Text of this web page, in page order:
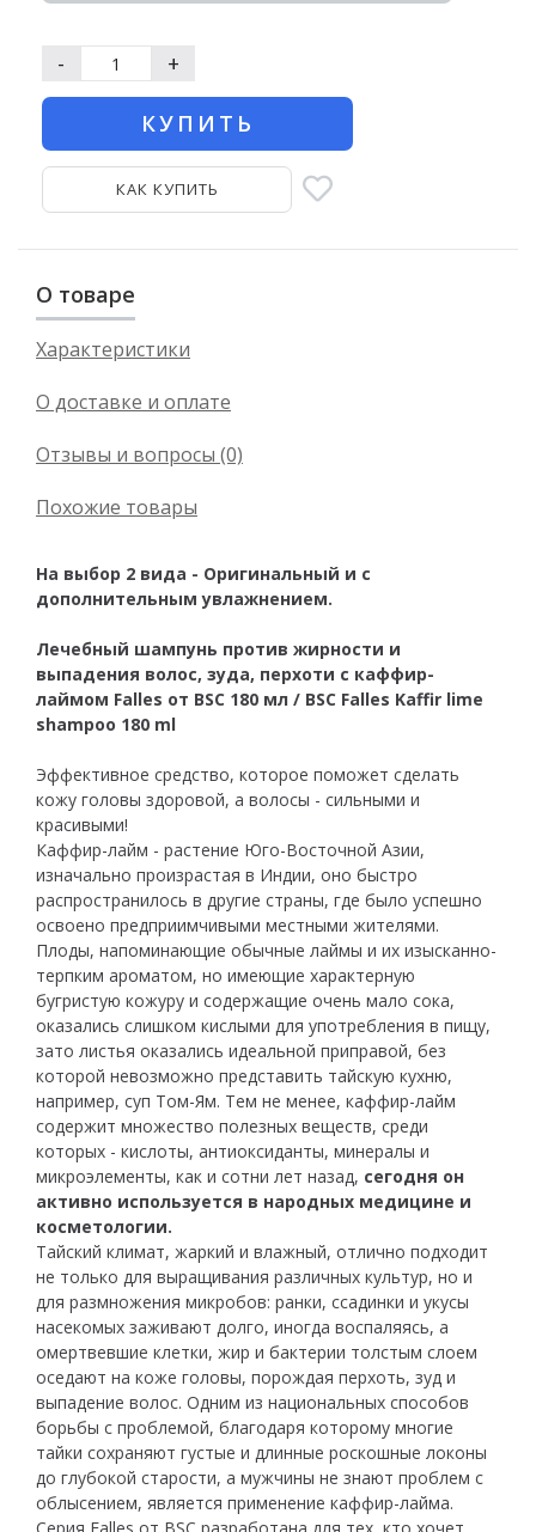
- +
КУПИТЬ
КАК КУПИТЬ
О товаре
Характеристики
О доставке и оплате
Отзывы и вопросы (0)
Похожие товары
На выбор 2 вида - Оригинальный и с
дополнительным увлажнением.
Лечебный шампунь против жирности и
выпадения волос, зуда, перхоти с каффир-
лаймом Falles от BSC 180 мл / BSC Falles Kaffir lime
shampoo 180 ml
Эффективное средство, которое поможет сделать
кожу головы здоровой, а волосы - сильными и
красивыми!
Каффир-лайм - растение Юго-Восточной Азии,
изначально произрастая в Индии, оно быстро
распространилось в другие страны, где было успешно
освоено предприимчивыми местными жителями.
Плоды, напоминающие обычные лаймы и их изысканно-
терпким ароматом, но имеющие характерную
бугристую кожуру и содержащие очень мало сока,
оказались слишком кислыми для употребления в пищу,
зато листья оказались идеальной приправой, без
которой невозможно представить тайскую кухню,
например, суп Том-Ям. Тем не менее, каффир-лайм
содержит множество полезных веществ, среди
которых - кислоты, антиоксиданты, минералы и
микроэлементы, как и сотни лет назад, сегодня он
активно используется в народных медицине и
косметологии.
Тайский климат, жаркий и влажный, отлично подходит
не только для выращивания различных культур, но и
для размножения микробов: ранки, ссадинки и укусы
насекомых заживают долго, иногда воспаляясь, а
омертвевшие клетки, жир и бактерии толстым слоем
оседают на коже головы, порождая перхоть, зуд и
выпадение волос. Одним из национальных способов
борьбы с проблемой, благодаря которому многие
тайки сохраняют густые и длинные роскошные локоны
до глубокой старости, а мужчины не знают проблем с
облысением, является применение каффир-лайма.